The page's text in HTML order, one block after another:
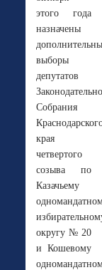
этого года
назначены
выборы
депутатов
Собрания
края
четвертого
созыва по
Казачьему
округу № 20
и Кошевому